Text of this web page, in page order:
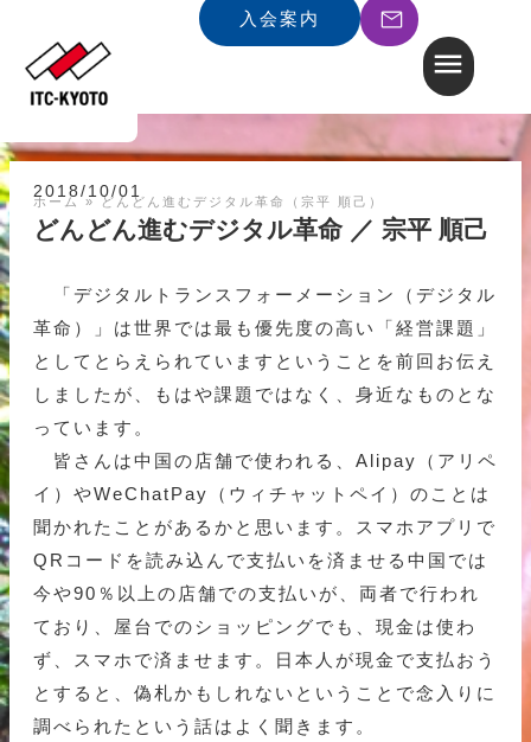
入会案内
ホーム » どんどん進むデジタル革命（宗平 順己）
2018/10/01
どんどん進むデジタル革命 ／ 宗平 順己
「デジタルトランスフォーメーション（デジタル
革命）」は世界では最も優先度の高い「経営課題」
としてとらえられていますということを前回お伝え
しましたが、もはや課題ではなく、身近なものとな
っています。
皆さんは中国の店舗で使われる、Alipay（アリペ
イ）やWeChatPay（ウィチャットペイ）のことは
聞かれたことがあるかと思います。スマホアプリで
QRコードを読み込んで支払いを済ませる中国では
今や90％以上の店舗での支払いが、両者で行われ
ており、屋台でのショッピングでも、現金は使わ
ず、スマホで済ませます。日本人が現金で支払おう
とすると、偽札かもしれないということで念入りに
調べられたという話はよく聞きます。